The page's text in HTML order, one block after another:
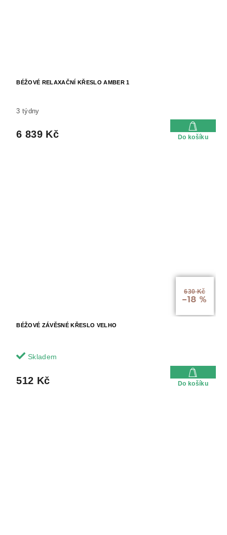
BÉŽOVÉ RELAXAČNÍ KŘESLO AMBER 1
3 týdny
6 839 Kč Do košíku
630 Kč
–18 %
BÉŽOVÉ ZÁVĚSNÉ KŘESLO VELHO
Skladem
512 Kč Do košíku